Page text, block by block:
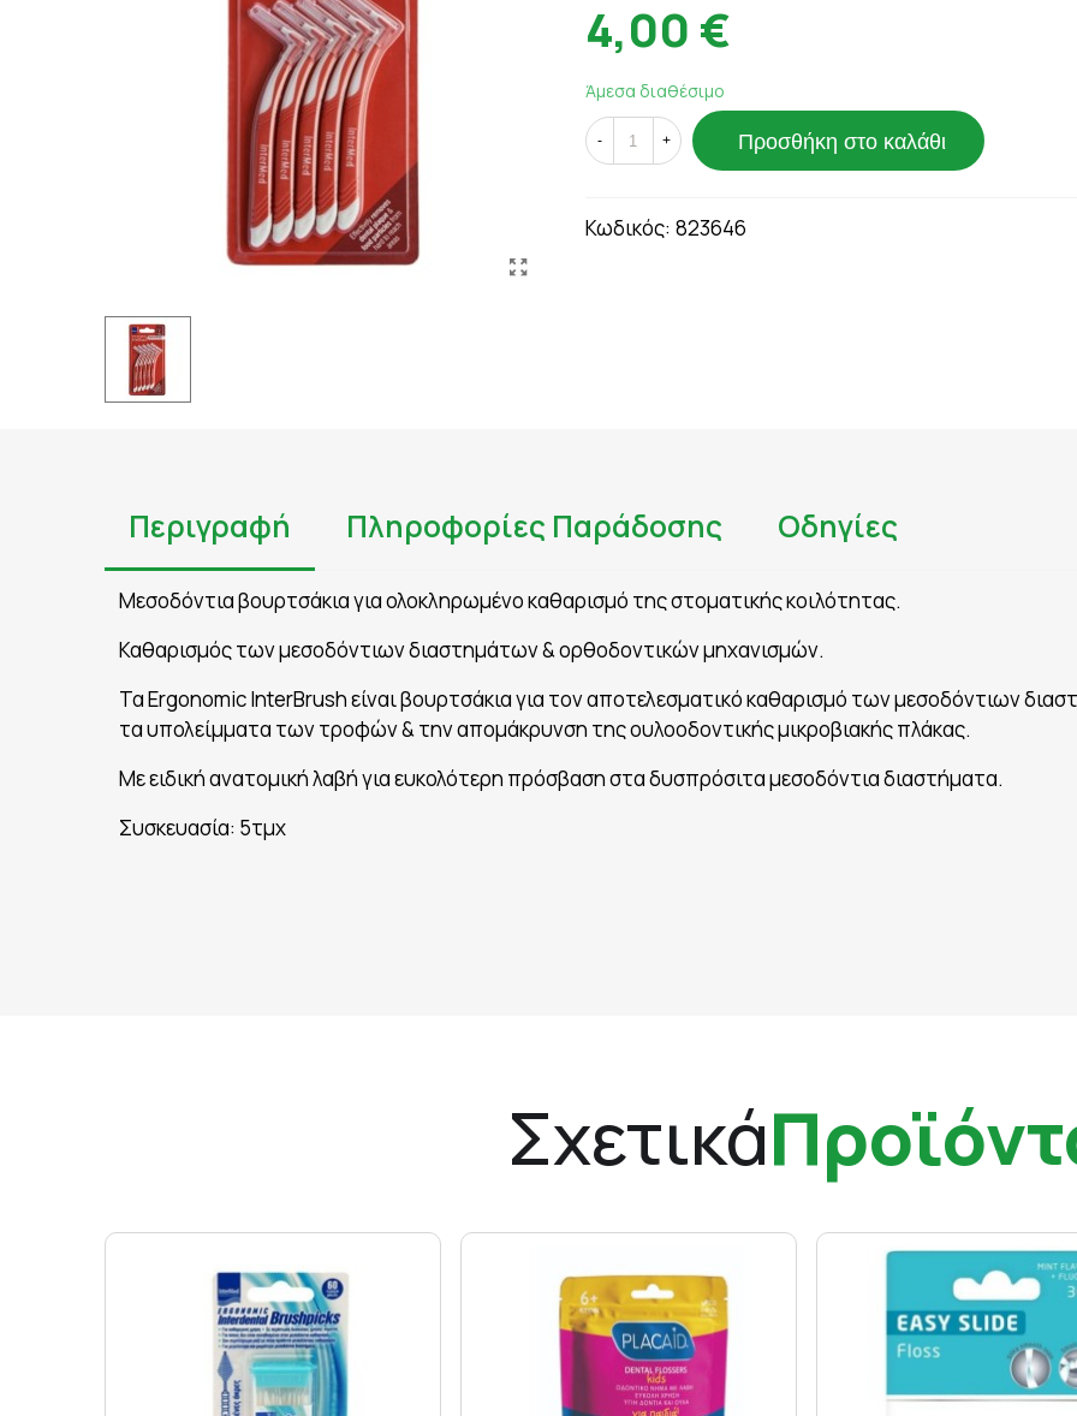
ΑΝΤΙΦΛΕΓΜΟΝΩΔΗ
ΑΠΟΤΟΞΙΝΩΣΗ
ΑΦΥΔΑΤΩΣΗ
ΒΗΧΑΣ/ ΛΟΙΜΩΞΕΙΣ/ ΙΩΣΕΙΣ
ΓΑΣΤΡΕΝΤΕΡΙΚΟ
ΔΙΑΒΗΤΗΣ
ΚΥΤΤΑΡΙΤΙΔΑ
ΜΝΗΜΗ - ΝΟΗΤΙΚΕΣ ΛΕΙΤΟΥΡΓΙΕΣ
ΜΥΪΚΟΙ ΠΟΝΟΙ - ΠΙΑΣΙΜΑΤΑ
4,00 €
Άμεσα διαθέσιμο
- + Προσθήκη στο καλάθι
Κωδικός: 823646
Περιγραφή Πληροφορίες Παράδοσης Οδηγίες
Μεσοδόντια βουρτσάκια για ολοκληρωμένο καθαρισμό της στοματικής κοιλότητας.
Καθαρισμός των μεσοδόντιων διαστημάτων & ορθοδοντικών μηχανισμών.
Τα Ergonomic InterBrush είναι βουρτσάκια για τον αποτελεσματικό καθαρισμό των μεσοδόντιων
τα υπολείμματα των τροφών & την απομάκρυνση της ουλοοδοντικής μικροβιακής πλάκας.
Με ειδική ανατομική λαβή για ευκολότερη πρόσβαση στα δυσπρόσιτα μεσοδόντια διαστήματα.
Συσκευασία: 5τμχ
Σχετικά